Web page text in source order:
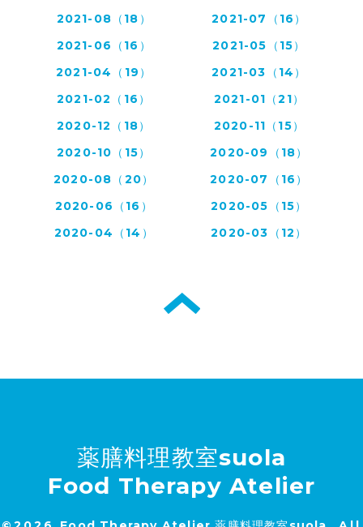
2021-08（18）
2021-07（16）
2021-06（16）
2021-05（15）
2021-04（19）
2021-03（14）
2021-02（16）
2021-01（21）
2020-12（18）
2020-11（15）
2020-10（15）
2020-09（18）
2020-08（20）
2020-07（16）
2020-06（16）
2020-05（15）
2020-04（14）
2020-03（12）
薬膳料理教室suola
Food Therapy Atelier